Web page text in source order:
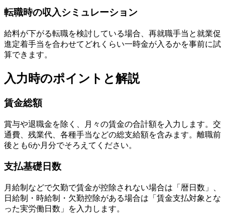
転職時の収入シミュレーション
給料が下がる転職を検討している場合、再就職手当と就業促
進定着手当を合わせてどれくらい一時金が入るかを事前に試
算できます。
入力時のポイントと解説
賃金総額
賞与や退職金を除く、月々の賃金の合計額を入力します。交
通費、残業代、各種手当などの総支給額を含みます。離職前
後とも6か月分でそろえてください。
支払基礎日数
月給制などで欠勤で賃金が控除されない場合は「暦日数」、
日給制・時給制・欠勤控除がある場合は「賃金支払対象とな
った実労働日数」を入力します。